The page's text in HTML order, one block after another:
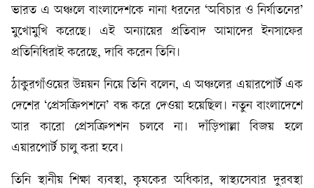
ভারত এ অঞ্চলে বাংলাদেশকে নানা ধরনের ‘অবিচার ও নির্যাতনের’
মুখোমুখি করেছে। এই অন্যায়ের প্রতিবাদ আমাদের ইনসাফের
প্রতিনিধিরাই করেছে, দাবি করেন তিনি।
ঠাকুরগাঁওয়ের উন্নয়ন নিয়ে তিনি বলেন, এ অঞ্চলের এয়ারপোর্ট এক
দেশের ‘প্রেসক্রিপশনে’ বন্ধ করে দেওয়া হয়েছিল। নতুন বাংলাদেশে
আর কারো প্রেসক্রিপশন চলবে না। দাঁড়িপাল্লা বিজয় হলে
এয়ারপোর্ট চালু করা হবে।
তিনি স্থানীয় শিক্ষা ব্যবস্থা, কৃষকের অধিকার, স্বাস্থ্যসেবার দুরবস্থা